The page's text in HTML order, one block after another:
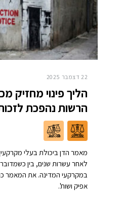
22 דצמבר 2025
הליך פינוי מחזיק
הרשות נהפכת
מאמר הדן ביכולת בעלי
לאחר עשרות שנים, בין
במקרקעי המדינה. את המאמר
אפיק ושות'.